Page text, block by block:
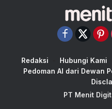
Redaksi Hubungi Kami
Pedoman AI dari Dewan
PT Menit